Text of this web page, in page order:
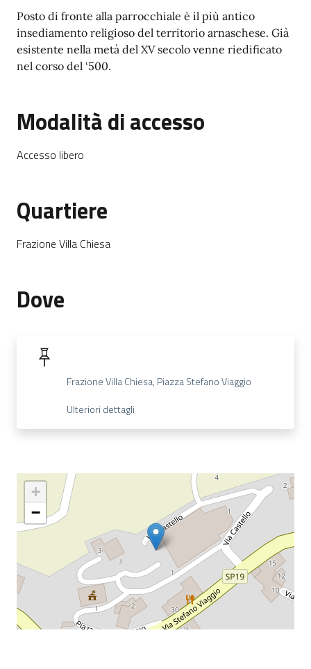
Posto di fronte alla parrocchiale è il più antico
insediamento religioso del territorio arnaschese. Già
esistente nella metà del XV secolo venne riedificato
nel corso del ‘500.
Modalità di accesso
Accesso libero
Quartiere
Frazione Villa Chiesa
Dove
Frazione Villa Chiesa, Piazza Stefano Viaggio
Ulteriori dettagli
+
−